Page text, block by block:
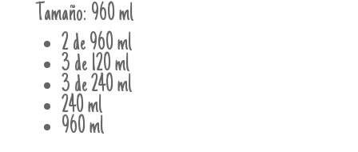
Tamaño: 960 ml
2 de 960 ml
3 de 120 ml
3 de 240 ml
240 ml
960 ml